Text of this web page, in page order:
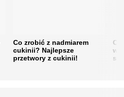
Co zrobić z nadmiarem
cukinii? Najlepsze
przetwory z cukinii!
w